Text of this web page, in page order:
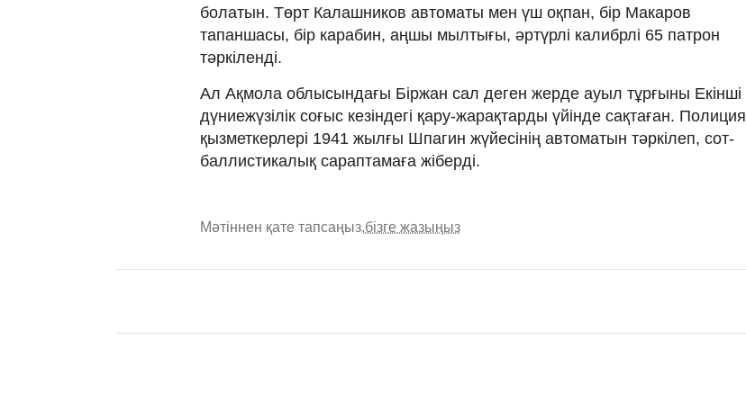
болатын. Төрт Калашников автоматы мен үш оқпан, бір Макаров
тапаншасы, бір карабин, аңшы мылтығы, әртүрлі калибрлі 65 патрон
тәркіленді.
Ал Ақмола облысындағы Біржан сал деген жерде ауыл тұрғыны Екінші
дүниежүзілік соғыс кезіндегі қару-жарақтарды үйінде сақтаған. Полиция
қызметкерлері 1941 жылғы Шпагин жүйесінің автоматын тәркілеп, сот-
баллистикалық сараптамаға жіберді.
Мәтіннен қате тапсаңыз,бізге жазыңыз